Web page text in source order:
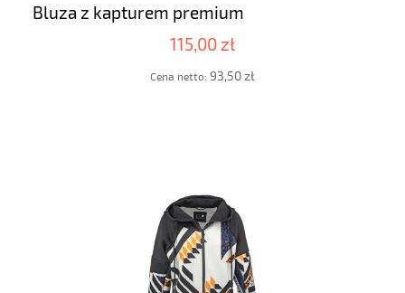
Bluza z kapturem premium
115,00 zł
Cena netto: 93,50 zł